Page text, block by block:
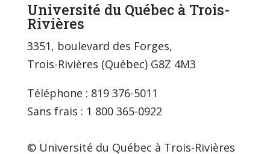
Université du Québec à Trois-
Rivières
3351, boulevard des Forges,
Trois-Rivières (Québec) G8Z 4M3
Téléphone : 819 376-5011
Sans frais : 1 800 365-0922
© Université du Québec à Trois-Rivières